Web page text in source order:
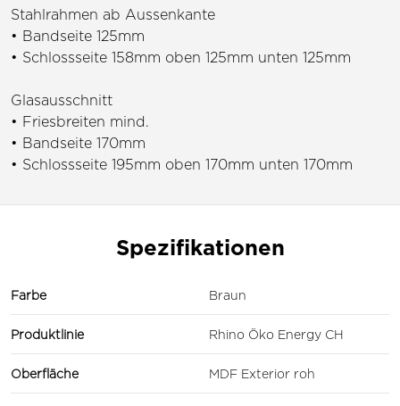
Stahlrahmen ab Aussenkante
• Bandseite 125mm
• Schlossseite 158mm oben 125mm unten 125mm
Glasausschnitt
• Friesbreiten mind.
• Bandseite 170mm
• Schlossseite 195mm oben 170mm unten 170mm
Spezifikationen
Farbe Braun
Produktlinie Rhino Öko Energy CH
Oberfläche MDF Exterior roh